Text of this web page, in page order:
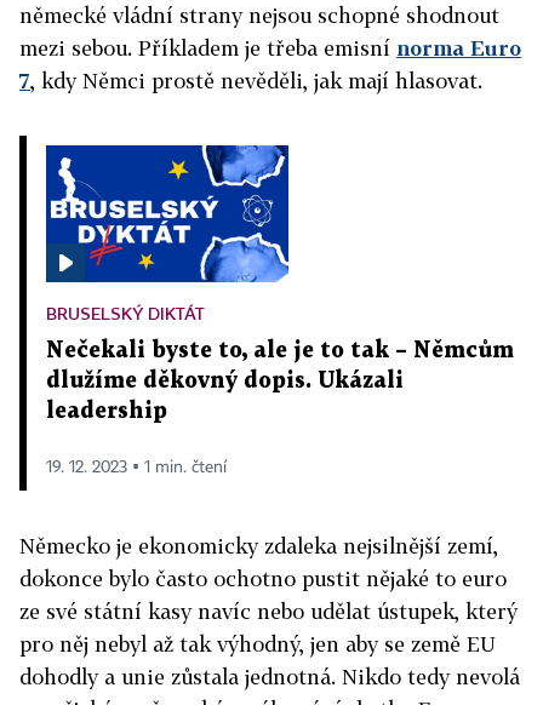
německé vládní strany nejsou schopné shodnout
mezi sebou. Příkladem je třeba emisní norma Euro
7, kdy Němci prostě nevěděli, jak mají hlasovat.
BRUSELSKÝ DIKTÁT
Nečekali byste to, ale je to tak – Němcům
dlužíme děkovný dopis. Ukázali
leadership
19. 12. 2023 ▪ 1 min. čtení
Německo je ekonomicky zdaleka nejsilnější zemí,
dokonce bylo často ochotno pustit nějaké to euro
ze své státní kasy navíc nebo udělat ústupek, který
pro něj nebyl až tak výhodný, jen aby se země EU
dohodly a unie zůstala jednotná. Nikdo tedy nevolá